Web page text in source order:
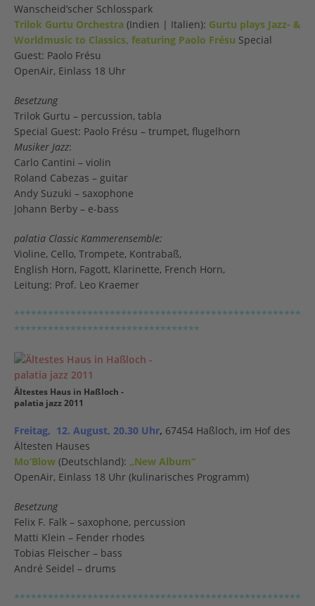
Wanscheid’scher Schlosspark
Trilok Gurtu Orchestra (Indien | Italien): Gurtu plays Jazz- &
Worldmusic to Classics, featuring Paolo Frésu Special
Guest: Paolo Frésu
OpenAir, Einlass 18 Uhr
Besetzung
Trilok Gurtu – percussion, tabla
Special Guest: Paolo Frésu – trumpet, flugelhorn
Musiker Jazz:
Carlo Cantini – violin
Roland Cabezas – guitar
Andy Suzuki – saxophone
Johann Berby – e-bass
palatia Classic Kammerensemble:
Violine, Cello, Trompete, Kontrabaß,
English Horn, Fagott, Klarinette, French Horn,
Leitung: Prof. Leo Kraemer
***************************************************
*********************************
Ältestes Haus in Haßloch -
palatia jazz 2011
Freitag, 12. August, 20.30 Uhr, 67454 Haßloch, im Hof des
Ältesten Hauses
Mo’Blow (Deutschland): „New Album“
OpenAir, Einlass 18 Uhr (kulinarisches Programm)
Besetzung
Felix F. Falk – saxophone, percussion
Matti Klein – Fender rhodes
Tobias Fleischer – bass
André Seidel – drums
***************************************************